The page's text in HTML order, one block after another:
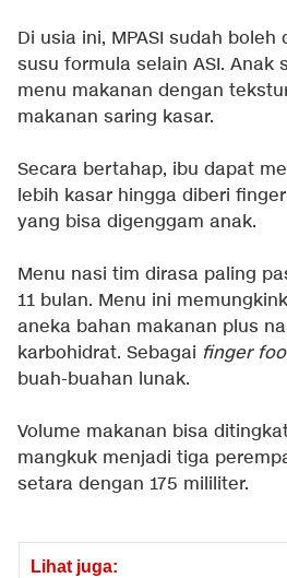
Di usia ini, MPASI sudah
susu formula selain ASI. Anak
menu makanan dengan
makanan saring kasar.
Secara bertahap, ibu dapat
lebih kasar hingga diberi
yang bisa digenggam anak.
Menu nasi tim dirasa paling
11 bulan. Menu ini
aneka bahan makanan plus
karbohidrat. Sebagai finger
buah-buahan lunak.
Volume makanan bisa
mangkuk menjadi tiga
setara dengan 175 mililiter.
Lihat juga: